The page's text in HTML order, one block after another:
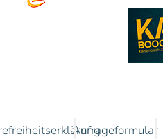
Anfrageformular